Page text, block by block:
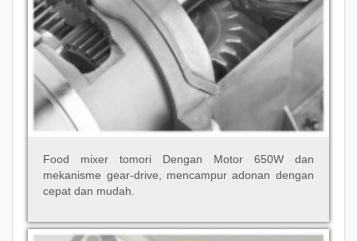
Food mixer tomori Dengan Motor 650W dan
mekanisme gear-drive, mencampur adonan dengan
cepat dan mudah.